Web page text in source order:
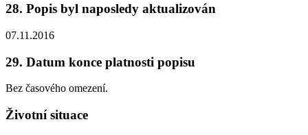
28. Popis byl naposledy aktualizován
07.11.2016
29. Datum konce platnosti popisu
Bez časového omezení.
Životní situace